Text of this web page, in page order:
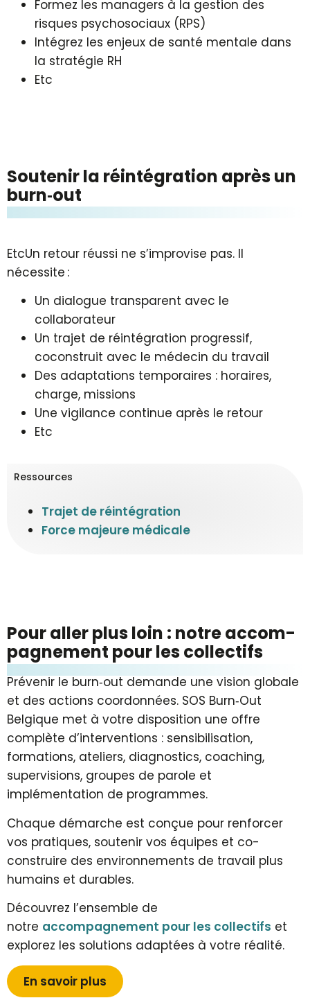
Formez les managers à la gestion des
risques psychosociaux (RPS)
Intégrez les enjeux de santé mentale dans
la stratégie RH
Etc
Sou­te­nir la ré­in­té­gra­tion après un
burn‑out
EtcUn retour réussi ne s’improvise pas. Il
nécessite :
Un dialogue transparent avec le
collaborateur
Un trajet de réintégration progressif,
coconstruit avec le médecin du travail
Des adaptations temporaires : horaires,
charge, missions
Une vigilance continue après le retour
Etc
Ressources
Trajet de réintégration
Force majeure médicale
Pour al­ler plus loin : notre ac­com­
pa­gne­ment pour les col­lec­tifs
Prévenir le burn‑out demande une vision globale
et des actions coordonnées. SOS Burn‑Out
Belgique met à votre disposition une offre
complète d’interventions : sensibilisation,
formations, ateliers, diagnostics, coaching,
supervisions, groupes de parole et
implémentation de programmes.
Chaque démarche est conçue pour renforcer
vos pratiques, soutenir vos équipes et co-
construire des environnements de travail plus
humains et durables.
Découvrez l’ensemble de
notre accompagnement pour les collectifs et
explorez les solutions adaptées à votre réalité.
En savoir plus